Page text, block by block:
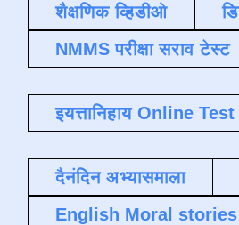
शैक्षणिक व्हिडीओ
NMMS परीक्षा सराव टेस्ट
इयत्तानिहाय Online Test
दैनंदिन अभ्यासमाला
English Moral stories